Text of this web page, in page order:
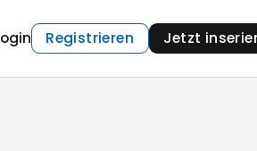
Registrieren Jetzt